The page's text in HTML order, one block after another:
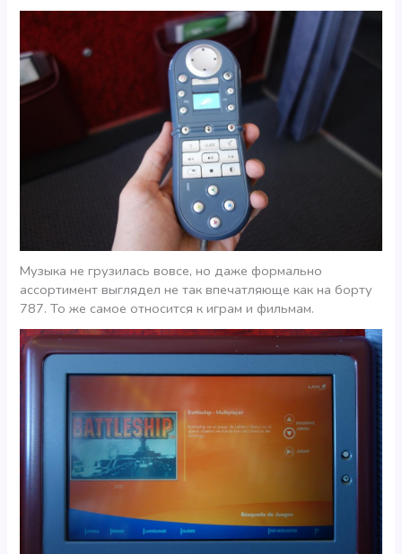
Музыка не грузилась вовсе, но даже формально
ассортимент выглядел не так впечатляюще как на борту
787. То же самое относится к играм и фильмам.